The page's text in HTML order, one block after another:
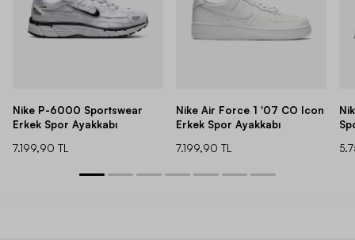
Nike P-6000 Sportswear
Erkek Spor Ayakkabı
7.199,90 TL
Nike Air Force 1 '07 CO Icon
Erkek Spor Ayakkabı
7.199,90 TL